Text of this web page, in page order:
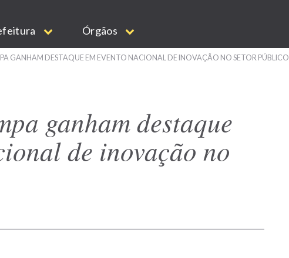
Órgãos
GANHAM DESTAQUE EM EVENTO NACIONAL DE INOVAÇÃO NO SETOR PÚBLICO
ganham destaque
de inovação no